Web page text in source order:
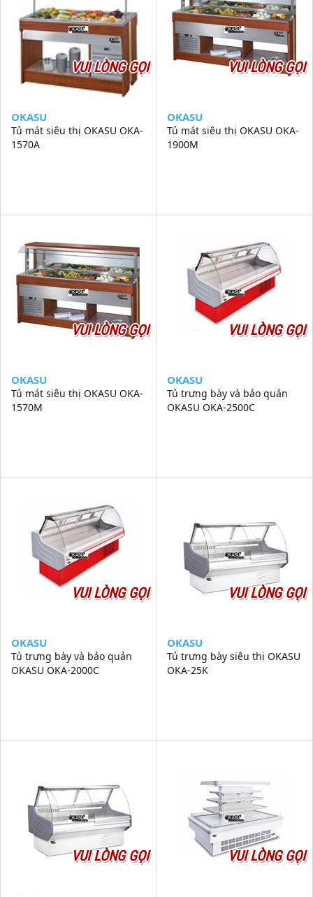
VUI LÒNG GỌI
OKASU
Tủ mát siêu thị OKASU OKA-
1570A
VUI LÒNG GỌI
OKASU
Tủ mát siêu thị OKASU OKA-
1900M
VUI LÒNG GỌI
OKASU
Tủ mát siêu thị OKASU OKA-
1570M
VUI LÒNG GỌI
OKASU
Tủ trưng bày và bảo quản
OKASU OKA-2500C
VUI LÒNG GỌI
OKASU
Tủ trưng bày và bảo quản
OKASU OKA-2000C
VUI LÒNG GỌI
OKASU
Tủ trưng bày siêu thị OKASU
OKA-25K
VUI LÒNG GỌI VUI LÒNG GỌI